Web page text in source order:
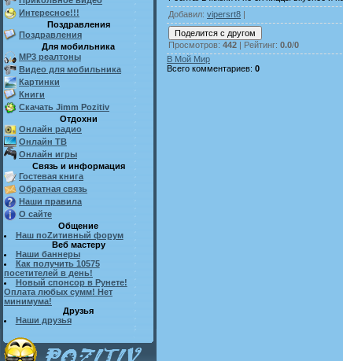
Интересное!!!
Поздравления
Поздравления
Для мобильника
MP3 реалтоны
Видео для мобильника
Картинки
Книги
Скачать Jimm Pozitiv
Отдохни
Онлайн радио
Онлайн ТВ
Онлайн игры
Связь и информация
Гостевая книга
Обратная связь
Наши правила
О сайте
Общение
Наш поZитивный форум
Веб мастеру
Наши баннеры
Как получить 10575
посетителей в день!
Новый спонсор в Рунете!
Оплата любых сумм! Нет
минимума!
Друзья
Наши друзья
Добавил: vipersrt8 |
Просмотров: 442 | Рейтинг: 0.0/0
В Мой Мир
Всего комментариев: 0